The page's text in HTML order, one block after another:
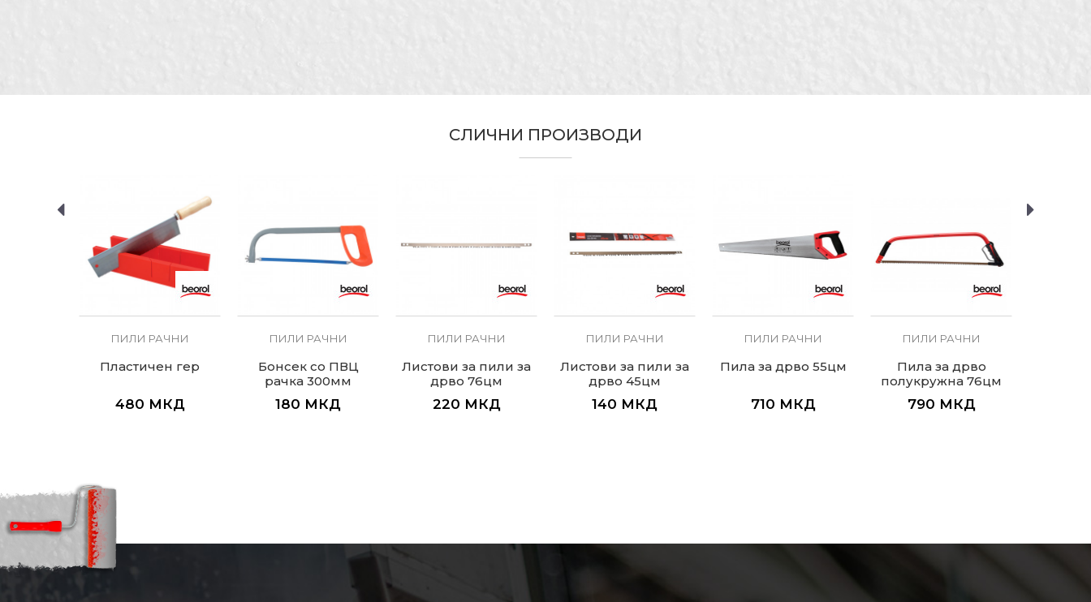
СЛИЧНИ ПРОИЗВОДИ
ПИЛИ РАЧНИ
Пластичен гер
480 МКД
ПИЛИ РАЧНИ
Бонсек со ПВЦ
рачка 300мм
180 МКД
ПИЛИ РАЧНИ
Листови за пили за
дрво 76цм
220 МКД
ПИЛИ РАЧНИ
Листови за пили за
дрво 45цм
140 МКД
ПИЛИ РАЧНИ
Пила за дрво 55цм
710 МКД
ПИЛИ РАЧНИ
Пила за дрвo
полукружна 76цм
790 МКД